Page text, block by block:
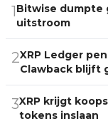
1Bitwise dumpte
uitstroom
2XRP Ledger
Clawback blijft
3XRP krijgt
tokens inslaan